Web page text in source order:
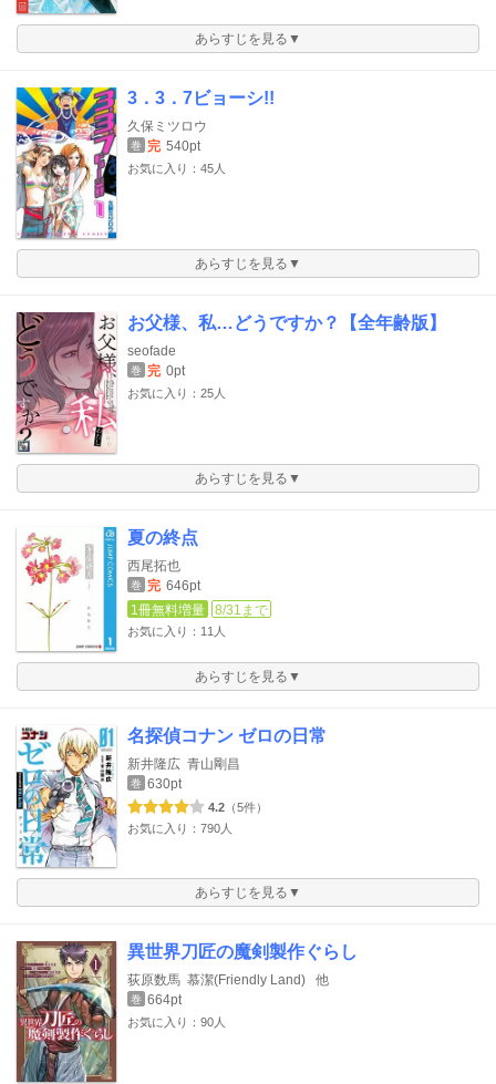
あらすじを見る▼
3．3．7ビョーシ!!
久保ミツロウ
巻 完 540pt
お気に入り：45人
あらすじを見る▼
お父様、私…どうですか？【全年齢版】
seofade
巻 完 0pt
お気に入り：25人
あらすじを見る▼
夏の終点
西尾拓也
巻 完 646pt
1冊無料増量
8/31まで
お気に入り：11人
あらすじを見る▼
名探偵コナン ゼロの日常
新井隆広 青山剛昌
巻 630pt
4.2 （5件）
お気に入り：790人
あらすじを見る▼
異世界刀匠の魔剣製作ぐらし
荻原数馬 慕潔(Friendly Land) 他
巻 664pt
お気に入り：90人